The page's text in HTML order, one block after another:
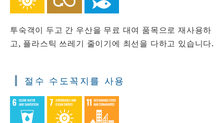
투숙객이 두고 간 우산을 무료 대여 품목으로 재사용하
고, 플라스틱 쓰레기 줄이기에 최선을 다하고 있습니다.
절수 수도꼭지를 사용